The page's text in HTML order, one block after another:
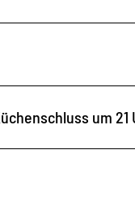
um 21